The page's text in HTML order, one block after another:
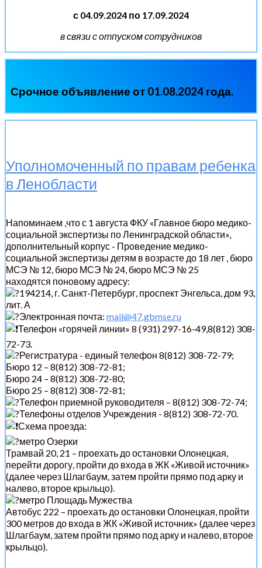
с 04.09.2024 по 17.09.2024
в связи с отпуском сотрудников
Срочное объявление от 01.08.2024 года.
Уполномоченный по правам ребенка
в Ленобласти
Напоминаем ,что с 1 августа ФКУ «Главное бюро медико-
социальной экспертизы по Ленинградской области»,
дополнительный корпус - Проведение медико-
социальной экспертизы детям в возрасте до 18 лет , бюро
МСЭ № 12, бюро МСЭ № 24, бюро МСЭ № 25
находятся поновому адресу:
194214, г. Санкт-Петербург, проспект Энгельса, дом 93,
лит. А
Электронная почта: mail@47.gbmse.ru
Телефон «горячей линии» 8 (931) 297-16-49,8(812) 308-
72-73.
Регистратура - единый телефон 8(812) 308-72-79;
Бюро 12 – 8(812) 308-72-81;
Бюро 24 – 8(812) 308-72-80;
Бюро 25 – 8(812) 308-72-81;
Телефон приемной руководителя – 8(812) 308-72-74;
Телефоны отделов Учреждения - 8(812) 308-72-70.
Схема проезда:
метро Озерки
Трамвай 20, 21 – проехать до остановки Олонецкая,
перейти дорогу, пройти до входа в ЖК «Живой источник»
(далее через Шлагбаум, затем пройти прямо под арку и
налево, второе крыльцо).
метро Площадь Мужества
Автобус 222 – проехать до остановки Олонецкая, пройти
300 метров до входа в ЖК «Живой источник» (далее через
Шлагбаум, затем пройти прямо под арку и налево, второе
крыльцо).